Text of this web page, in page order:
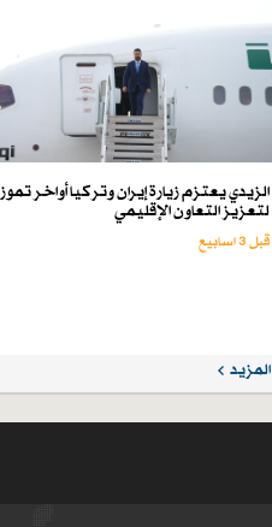
الزيدي يعتزم زيارة إيران وتركيا أواخر تموز
لتعزيز التعاون الإقليمي
قبل 3 اسابیع
المزيد